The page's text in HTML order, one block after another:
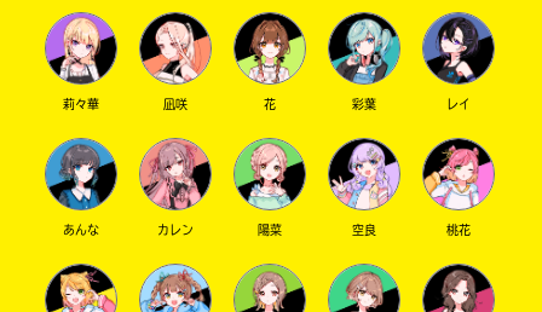
莉々華 凪咲 花 彩葉 レイ
あんな カレン 陽菜 空良 桃花